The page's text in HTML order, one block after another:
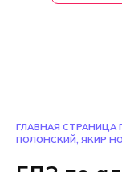
ГЛАВНАЯ СТРАНИЦА
ПОЛОНСКИЙ, ЯКИР